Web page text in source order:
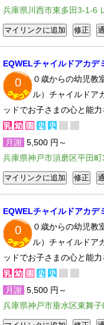
兵庫県川西市東多田3-1-6
EQWELチャイルドアカデ
0
０歳からの幼児教
ル）チャイルドア
ッドでお子さまの心と能力
月謝 5,500 円～
兵庫県神戸市須磨区平田
EQWELチャイルドアカデ
0
０歳からの幼児教
ル）チャイルドア
ッドでお子さまの心と能力
月謝 5,500 円～
兵庫県神戸市垂水区東舞